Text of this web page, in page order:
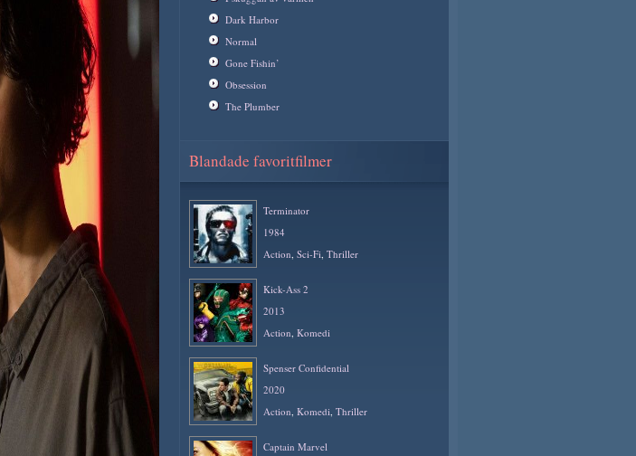
Dark Harbor
Normal
Gone Fishin’
Obsession
The Plumber
Blandade favoritfilmer
Terminator
1984
Action, Sci-Fi, Thriller
Kick-Ass 2
2013
Action, Komedi
Spenser Confidential
2020
Action, Komedi, Thriller
Captain Marvel